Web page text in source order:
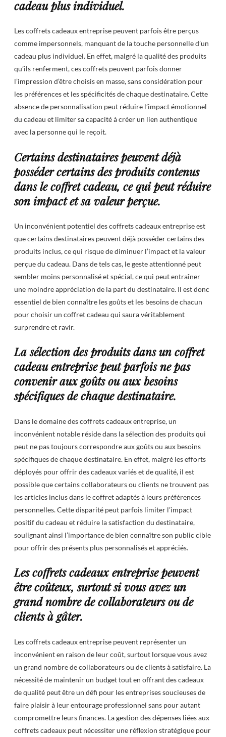
cadeau plus individuel.
Les coffrets cadeaux entreprise peuvent parfois être perçus
comme impersonnels, manquant de la touche personnelle d’un
cadeau plus individuel. En effet, malgré la qualité des produits
qu’ils renferment, ces coffrets peuvent parfois donner
l’impression d’être choisis en masse, sans considération pour
les préférences et les spécificités de chaque destinataire. Cette
absence de personnalisation peut réduire l’impact émotionnel
du cadeau et limiter sa capacité à créer un lien authentique
avec la personne qui le reçoit.
Certains destinataires peuvent déjà
posséder certains des produits contenus
dans le coffret cadeau, ce qui peut réduire
son impact et sa valeur perçue.
Un inconvénient potentiel des coffrets cadeaux entreprise est
que certains destinataires peuvent déjà posséder certains des
produits inclus, ce qui risque de diminuer l’impact et la valeur
perçue du cadeau. Dans de tels cas, le geste attentionné peut
sembler moins personnalisé et spécial, ce qui peut entraîner
une moindre appréciation de la part du destinataire. Il est donc
essentiel de bien connaître les goûts et les besoins de chacun
pour choisir un coffret cadeau qui saura véritablement
surprendre et ravir.
La sélection des produits dans un coffret
cadeau entreprise peut parfois ne pas
convenir aux goûts ou aux besoins
spécifiques de chaque destinataire.
Dans le domaine des coffrets cadeaux entreprise, un
inconvénient notable réside dans la sélection des produits qui
peut ne pas toujours correspondre aux goûts ou aux besoins
spécifiques de chaque destinataire. En effet, malgré les efforts
déployés pour offrir des cadeaux variés et de qualité, il est
possible que certains collaborateurs ou clients ne trouvent pas
les articles inclus dans le coffret adaptés à leurs préférences
personnelles. Cette disparité peut parfois limiter l’impact
positif du cadeau et réduire la satisfaction du destinataire,
soulignant ainsi l’importance de bien connaître son public cible
pour offrir des présents plus personnalisés et appréciés.
Les coffrets cadeaux entreprise peuvent
être coûteux, surtout si vous avez un
grand nombre de collaborateurs ou de
clients à gâter.
Les coffrets cadeaux entreprise peuvent représenter un
inconvénient en raison de leur coût, surtout lorsque vous avez
un grand nombre de collaborateurs ou de clients à satisfaire. La
nécessité de maintenir un budget tout en offrant des cadeaux
de qualité peut être un défi pour les entreprises soucieuses de
faire plaisir à leur entourage professionnel sans pour autant
compromettre leurs finances. La gestion des dépenses liées aux
coffrets cadeaux peut nécessiter une réflexion stratégique pour